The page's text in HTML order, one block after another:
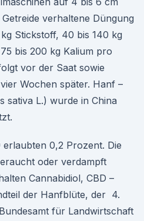
verhaltene Düngung
Stickstoff, 40 bis 140 kg
bis 200 kg Kalium pro
vor der Saat sowie
Wochen später. Hanf –
sativa L.) wurde in China
erlaubten 0,2 Prozent. Die
oder verdampft
Cannabidiol, CBD –
der Hanfblüte, der 4.
für Landwirtschaft